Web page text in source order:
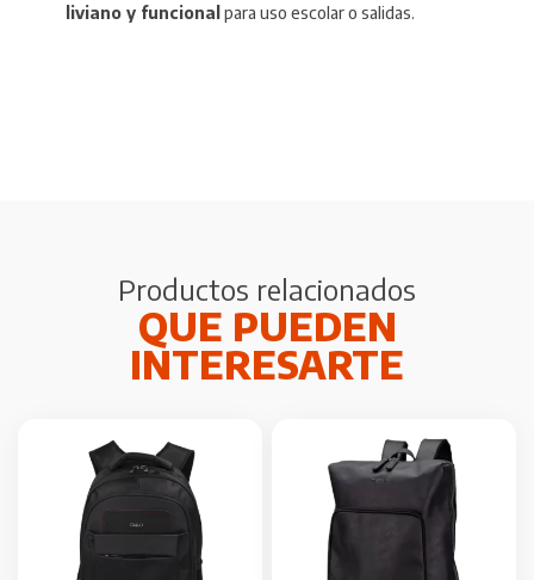
liviano y funcional para uso escolar o salidas.
Productos relacionados